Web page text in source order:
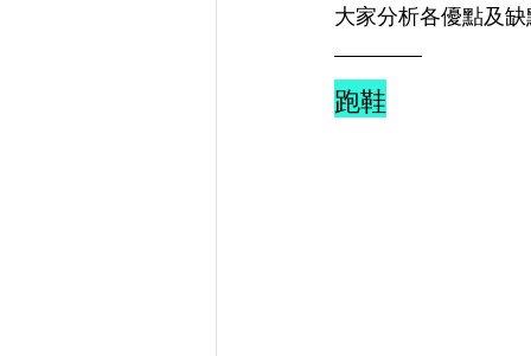
大家分析各優點及
跑鞋